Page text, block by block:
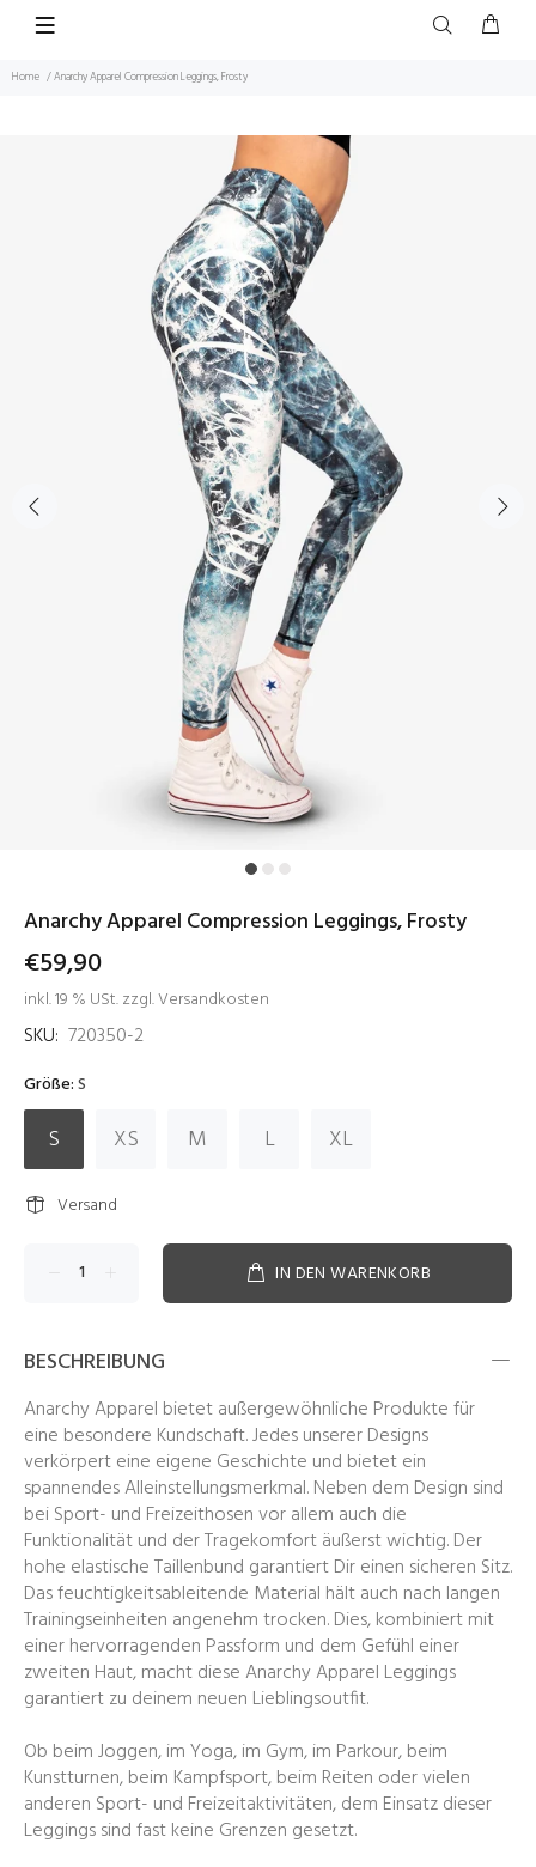
Home Anarchy Apparel Compression Leggings, Frosty
Anarchy Apparel Compression Leggings, Frosty
€59,90
inkl. 19 % USt. zzgl. Versandkosten
SKU: 720350-2
Größe:S
S XS M L XL
Versand
IN DEN WARENKORB
BESCHREIBUNG
Anarchy Apparel bietet außergewöhnliche Produkte für
eine besondere Kundschaft. Jedes unserer Designs
verkörpert eine eigene Geschichte und bietet ein
spannendes Alleinstellungsmerkmal. Neben dem Design sind
bei Sport- und Freizeithosen vor allem auch die
Funktionalität und der Tragekomfort äußerst wichtig. Der
hohe elastische Taillenbund garantiert Dir einen sicheren Sitz.
Das feuchtigkeitsableitende Material hält auch nach langen
Trainingseinheiten angenehm trocken. Dies, kombiniert mit
einer hervorragenden Passform und dem Gefühl einer
zweiten Haut, macht diese Anarchy Apparel Leggings
garantiert zu deinem neuen Lieblingsoutfit.
Ob beim Joggen, im Yoga, im Gym, im Parkour, beim
Kunstturnen, beim Kampfsport, beim Reiten oder vielen
anderen Sport- und Freizeitaktivitäten, dem Einsatz dieser
Leggings sind fast keine Grenzen gesetzt.